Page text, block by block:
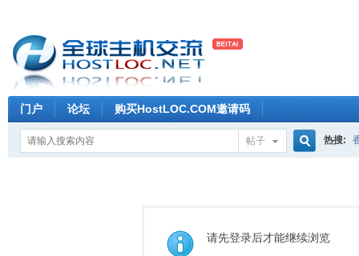
门户 论坛 购买HostLOC.COM邀请码
帖子
索
热搜:
请先登录后才能继续浏览